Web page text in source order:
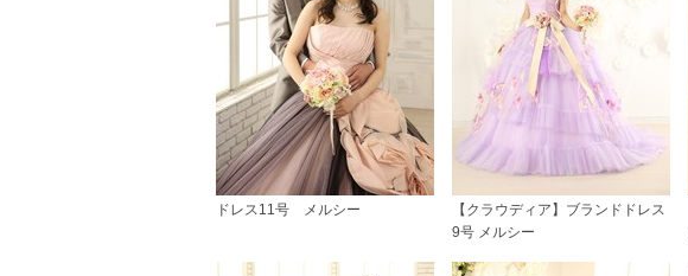
ドレス11号 メルシー
【クラウディア】ブランドドレス
9号 メルシー